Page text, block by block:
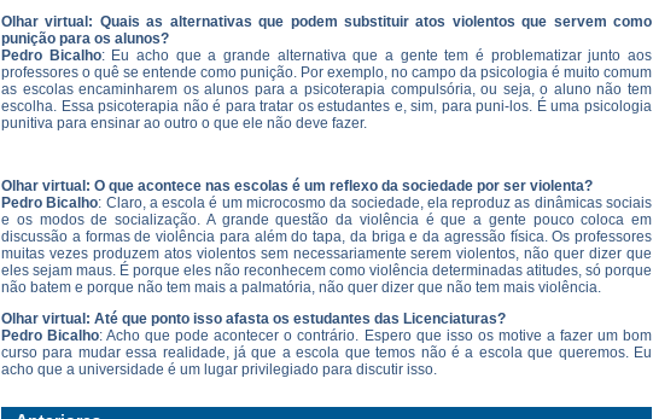
Olhar virtual: Quais as alternativas que podem substituir atos violentos que servem como
punição para os alunos?
Pedro Bicalho: Eu acho que a grande alternativa que a gente tem é problematizar junto aos
professores o quê se entende como punição. Por exemplo, no campo da psicologia é muito comum
as escolas encaminharem os alunos para a psicoterapia compulsória, ou seja, o aluno não tem
escolha. Essa psicoterapia não é para tratar os estudantes e, sim, para puni-los. É uma psicologia
punitiva para ensinar ao outro o que ele não deve fazer.
Olhar virtual: O que acontece nas escolas é um reflexo da sociedade por ser violenta?
Pedro Bicalho: Claro, a escola é um microcosmo da sociedade, ela reproduz as dinâmicas sociais
e os modos de socialização. A grande questão da violência é que a gente pouco coloca em
discussão a formas de violência para além do tapa, da briga e da agressão física. Os professores
muitas vezes produzem atos violentos sem necessariamente serem violentos, não quer dizer que
eles sejam maus. É porque eles não reconhecem como violência determinadas atitudes, só porque
não batem e porque não tem mais a palmatória, não quer dizer que não tem mais violência.
Olhar virtual: Até que ponto isso afasta os estudantes das Licenciaturas?
Pedro Bicalho: Acho que pode acontecer o contrário. Espero que isso os motive a fazer um bom
curso para mudar essa realidade, já que a escola que temos não é a escola que queremos. Eu
acho que a universidade é um lugar privilegiado para discutir isso.